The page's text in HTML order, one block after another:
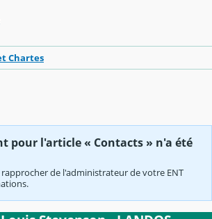
Chartes
pour l'article « Contacts » n'a été
de l'administrateur de votre ENT